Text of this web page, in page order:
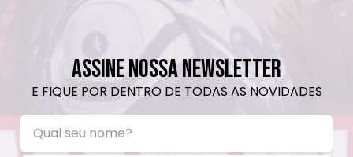
ASSINE NOSSA NEWSLETTER
E FIQUE POR DENTRO DE TODAS AS NOVIDADES